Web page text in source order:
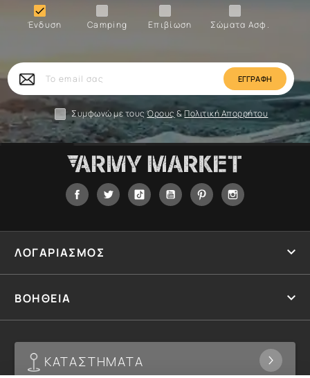
Σώματα Ασφ.
Επιβίωση
Camping
Ένδυση

Ένδυση
Το
email
σας
Συμφωνώ με τουςΌρους &Πολιτική Απορρήτου
FacebookTwitter Tiktok YouTube Pinterest
ΚΑΤΑΣΤΗΜΑΤΑ
ΒΟΗΘΕΙΑ 
ΛΟΓΑΡΙΑΣΜΟΣ 